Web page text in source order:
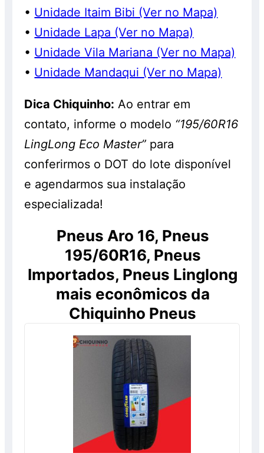
• Unidade Itaim Bibi (Ver no Mapa)
• Unidade Lapa (Ver no Mapa)
• Unidade Vila Mariana (Ver no Mapa)
• Unidade Mandaqui (Ver no Mapa)
Dica Chiquinho: Ao entrar em
contato, informe o modelo “195/60R16
LingLong Eco Master” para
conferirmos o DOT do lote disponível
e agendarmos sua instalação
especializada!
Pneus Aro 16, Pneus
195/60R16, Pneus
Importados, Pneus Linglong
mais econômicos da
Chiquinho Pneus